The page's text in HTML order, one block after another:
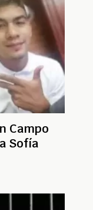
Campo
Sofía